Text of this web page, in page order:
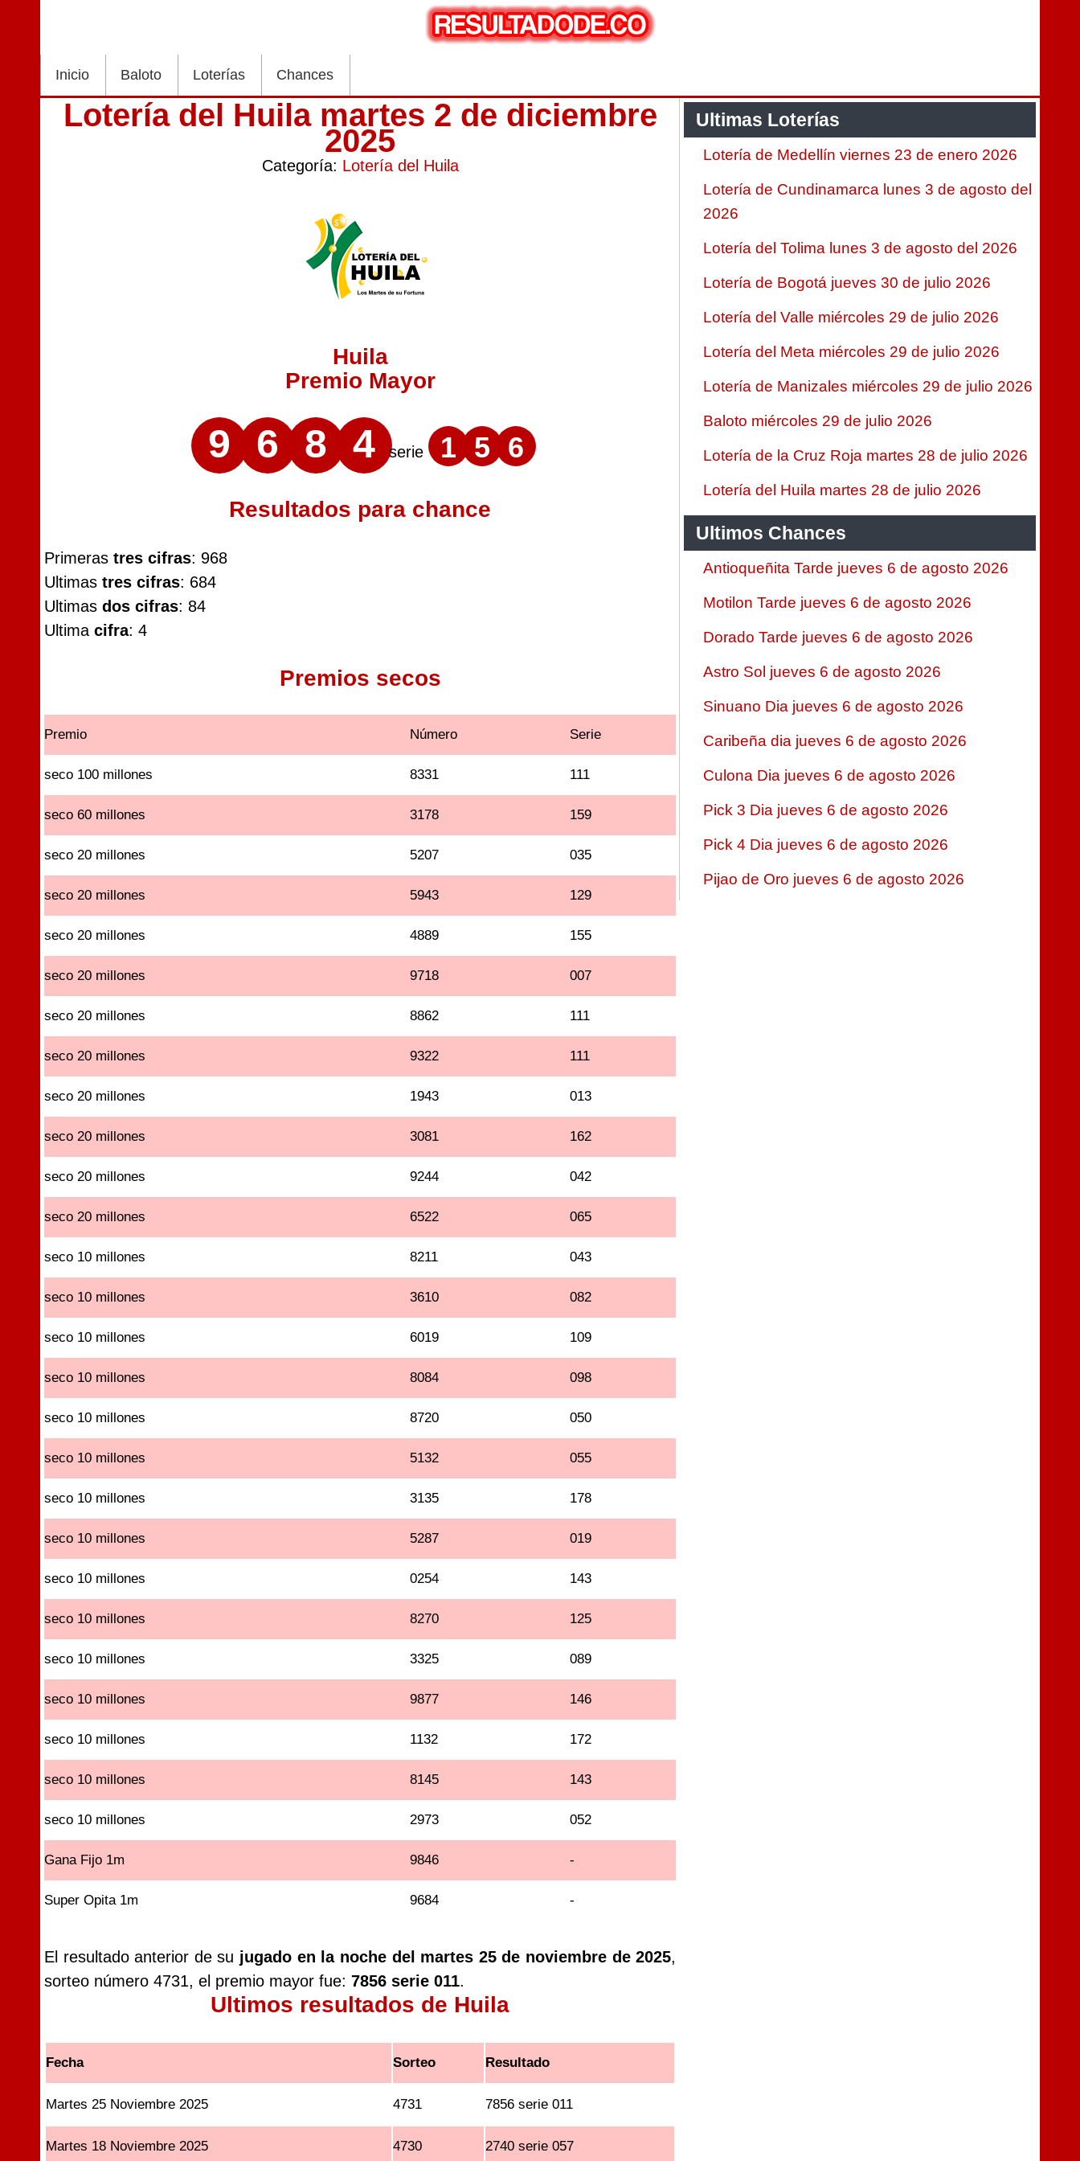
Inicio Baloto Loterías Chances
Lotería del Huila martes 2 de diciembre
2025
Categoría: Lotería del Huila
Huila
Premio Mayor
9 6 8 4 serie 1 5 6
Resultados para chance
Primeras tres cifras: 968
Ultimas tres cifras: 684
Ultimas dos cifras: 84
Ultima cifra: 4
Premios secos
Premio Número Serie
seco 100 millones 8331 111
seco 60 millones 3178 159
seco 20 millones 5207 035
seco 20 millones 5943 129
seco 20 millones 4889 155
seco 20 millones 9718 007
seco 20 millones 8862 111
seco 20 millones 9322 111
seco 20 millones 1943 013
seco 20 millones 3081 162
seco 20 millones 9244 042
seco 20 millones 6522 065
seco 10 millones 8211 043
seco 10 millones 3610 082
seco 10 millones 6019 109
seco 10 millones 8084 098
seco 10 millones 8720 050
seco 10 millones 5132 055
seco 10 millones 3135 178
seco 10 millones 5287 019
seco 10 millones 0254 143
seco 10 millones 8270 125
seco 10 millones 3325 089
seco 10 millones 9877 146
seco 10 millones 1132 172
seco 10 millones 8145 143
seco 10 millones 2973 052
Gana Fijo 1m 9846 -
Super Opita 1m 9684 -
El resultado anterior de su jugado en la noche del martes 25 de noviembre de 2025,
sorteo número 4731, el premio mayor fue: 7856 serie 011.
Ultimos resultados de Huila
Fecha Sorteo Resultado
Martes 25 Noviembre 2025 4731 7856 serie 011
Martes 18 Noviembre 2025 4730 2740 serie 057
Ultimas Loterías
Lotería de Medellín viernes 23 de enero 2026
Lotería de Cundinamarca lunes 3 de agosto del
2026
Lotería del Tolima lunes 3 de agosto del 2026
Lotería de Bogotá jueves 30 de julio 2026
Lotería del Valle miércoles 29 de julio 2026
Lotería del Meta miércoles 29 de julio 2026
Lotería de Manizales miércoles 29 de julio 2026
Baloto miércoles 29 de julio 2026
Lotería de la Cruz Roja martes 28 de julio 2026
Lotería del Huila martes 28 de julio 2026
Ultimos Chances
Antioqueñita Tarde jueves 6 de agosto 2026
Motilon Tarde jueves 6 de agosto 2026
Dorado Tarde jueves 6 de agosto 2026
Astro Sol jueves 6 de agosto 2026
Sinuano Dia jueves 6 de agosto 2026
Caribeña dia jueves 6 de agosto 2026
Culona Dia jueves 6 de agosto 2026
Pick 3 Dia jueves 6 de agosto 2026
Pick 4 Dia jueves 6 de agosto 2026
Pijao de Oro jueves 6 de agosto 2026